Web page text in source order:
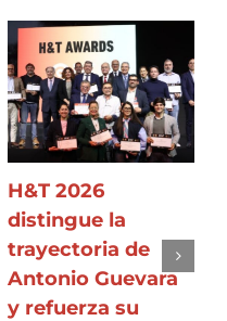
H&T 2026
distingue la
trayectoria de
Antonio Guevara
y refuerza su